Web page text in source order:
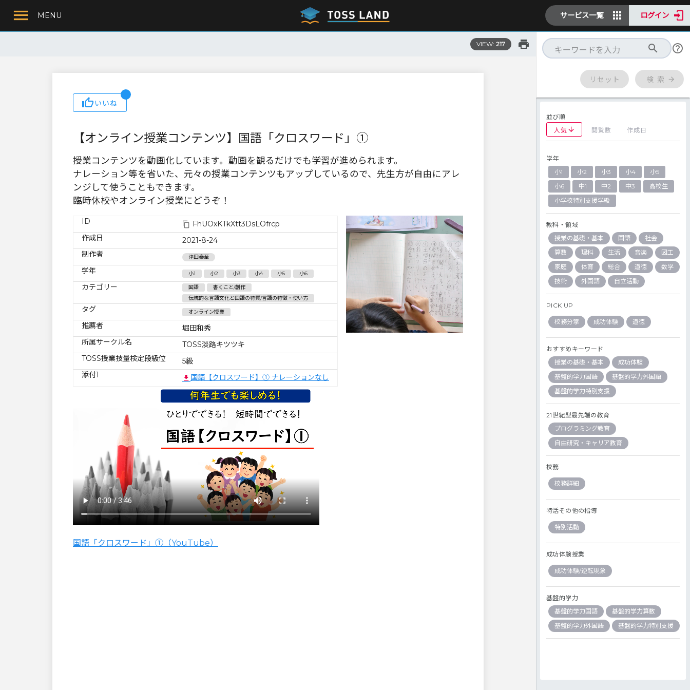
MENU サービス一覧 ログイン
VIEW: 217
いいね
【オンライン授業コンテンツ】国語「クロスワード」①
授業コンテンツを動画化しています。動画を観るだけでも学習が進められます。
ナレーション等を省いた、元々の授業コンテンツもアップしているので、先生方が自由にアレ
ンジして使うこともできます。
臨時休校やオンライン授業にどうぞ！
ID
FhUOxKTkXtt3DsLOfrcp
作成日
2021-8-24
制作者
津田泰至
学年 小1 小2 小3 小4 小5 小6
カテゴリー 国語
書くこと/創作
伝統的な言語文化と国語の特質/言語の特徴・使い方
タグ オンライン授業
推薦者
堀田和秀
所属サークル名
TOSS淡路キツツキ
TOSS授業技量検定段級位
5級
添付1
国語【クロスワード】① ナレーションなし
国語「クロスワード」①（YouTube）
リセット 検 索
並び順
人気
閲覧数 作成日
学年
小1
小2 小3 小4
小5
小6
中1 中2 中3
高校生
小学校特別支援学級
教科・領域
授業の基礎・基本
国語
社会
算数
理科 生活 音楽
図工
家庭
体育 総合 道徳
数学
技術
外国語 自立活動
PICK UP
校務分掌 成功体験 道徳
おすすめキーワード
授業の基礎・基本
成功体験
基盤的学力国語
基盤的学力外国語
基盤的学力特別支援
21世紀型最先端の教育
プログラミング教育
自由研究・キャリア教育
校務
校務詳細
特活その他の指導
特別活動
成功体験授業
成功体験/逆転現象
基盤的学力
基盤的学力国語
基盤的学力算数
基盤的学力外国語
基盤的学力特別支援